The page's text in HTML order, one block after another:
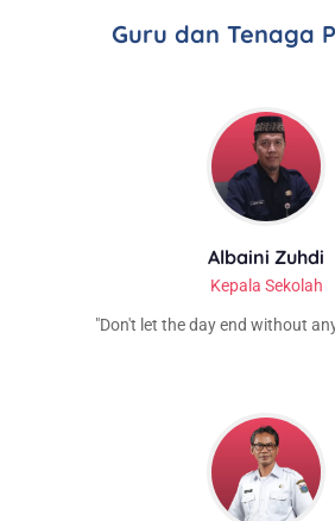
Guru dan Tenaga
Albaini Zuhdi
Kepala Sekolah
Don't let the day end without